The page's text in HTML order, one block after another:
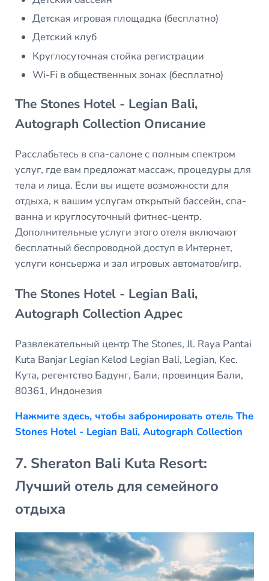
Детская игровая площадка (бесплатно)
Детский клуб
Круглосуточная стойка регистрации
Wi-Fi в общественных зонах (бесплатно)
The Stones Hotel - Legian Bali,
Autograph Collection Описание
Расслабьтесь в спа-салоне с полным спектром
услуг, где вам предложат массаж, процедуры для
тела и лица. Если вы ищете возможности для
отдыха, к вашим услугам открытый бассейн, спа-
ванна и круглосуточный фитнес-центр.
Дополнительные услуги этого отеля включают
бесплатный беспроводной доступ в Интернет,
услуги консьержа и зал игровых автоматов/игр.
The Stones Hotel - Legian Bali,
Autograph Collection Адрес
Развлекательный центр The Stones, Jl. Raya Pantai
Kuta Banjar Legian Kelod Legian Bali, Legian, Kec.
Кута, регентство Бадунг, Бали, провинция Бали,
80361, Индонезия
Нажмите здесь, чтобы забронировать отель The
Stones Hotel - Legian Bali, Autograph Collection
7. Sheraton Bali Kuta Resort:
Лучший отель для семейного
отдыха